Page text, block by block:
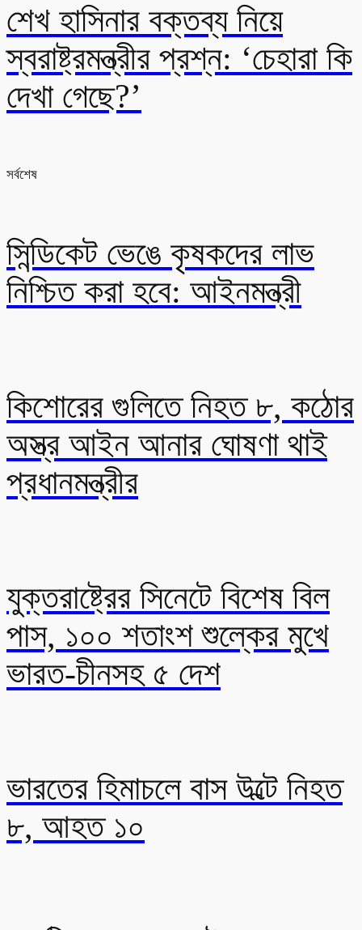
শেখ হাসিনার বক্তব্য নিয়ে
স্বরাষ্ট্রমন্ত্রীর প্রশ্ন: ‘চেহারা কি
দেখা গেছে?’
সর্বশেষ
সিন্ডিকেট ভেঙে কৃষকদের লাভ
নিশ্চিত করা হবে: আইনমন্ত্রী
কিশোরের গুলিতে নিহত ৮, কঠোর
অস্ত্র আইন আনার ঘোষণা থাই
প্রধানমন্ত্রীর
যুক্তরাষ্ট্রের সিনেটে বিশেষ বিল
পাস, ১০০ শতাংশ শুল্কের মুখে
ভারত-চীনসহ ৫ দেশ
ভারতের হিমাচলে বাস উল্টে নিহত
৮, আহত ১০